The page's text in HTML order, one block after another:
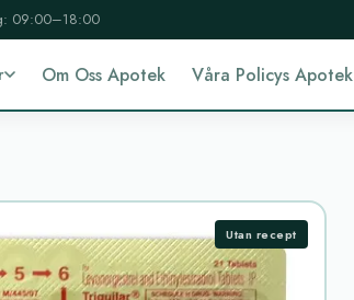
09:00–18:00
Om Oss Apotek Våra Policys Apotek
Utan recept